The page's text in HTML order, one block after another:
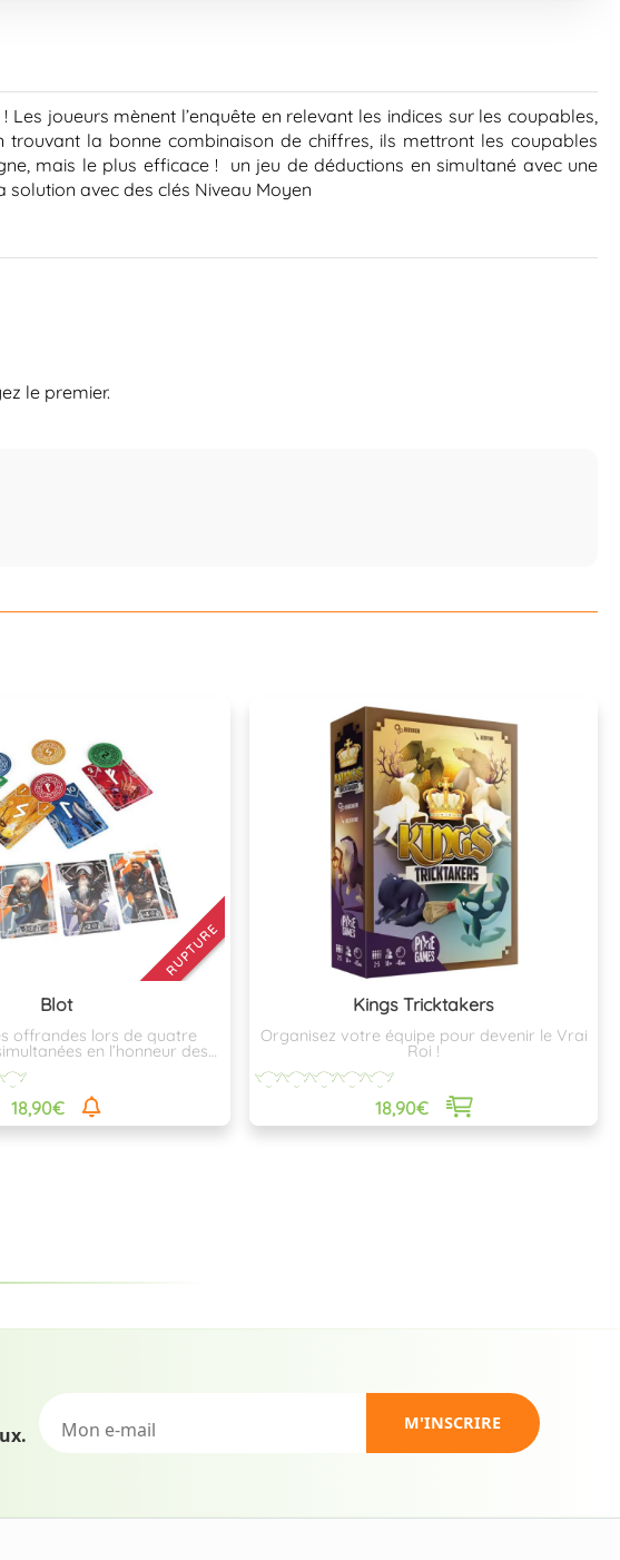
joueurs mènent l’enquête en relevant les indices sur les coupables,
la bonne combinaison de chiffres, ils mettront les coupables
mais le plus efficace ! un jeu de déductions en simultané avec une
avec des clés Niveau Moyen
le premier.
RUPTURE
Blot
offrandes lors de quatre
en l’honneur des
18,90€
Kings Tricktakers
Organisez votre équipe pour devenir le Vrai
Roi !
18,90€
M'INSCRIRE